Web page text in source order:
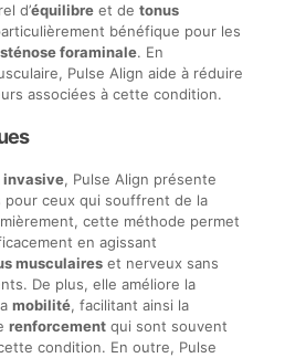
d’équilibreet de tonus
bénéfique pour les
sténose foraminale. En
Pulse Align aide à réduire
associées à cette condition.
invasive, Pulse Align présente
pour ceux qui souffrent de la
cette méthode permet
en agissant
musculaireset nerveux sans
De plus, elle améliore la
mobilité, facilitant ainsi la
renforcementqui sont souvent
condition. En outre, Pulse